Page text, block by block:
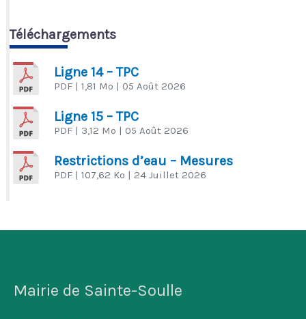
Téléchargements
Ligne 14 – TPC
PDF | 1,81 Mo | 05 Août 2026
Ligne 15 – TPC
PDF | 3,12 Mo | 05 Août 2026
Restrictions d’eau – Mesures
PDF | 107,62 Ko | 24 Juillet 2026
Mairie de Sainte-Soulle